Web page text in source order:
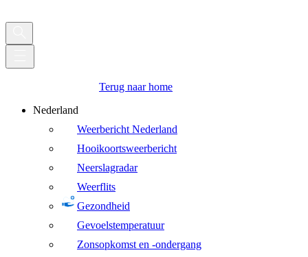
Terug naar home
Nederland
Weerbericht Nederland
Hooikoortsweerbericht
Neerslagradar
Weerflits
Gezondheid
Gevoelstemperatuur
Zonsopkomst en -ondergang